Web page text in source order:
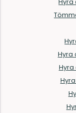
Hyra
Hyra
Hyra